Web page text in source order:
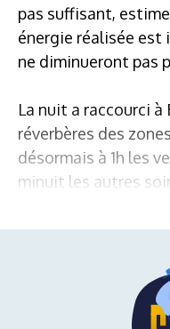
pas suffisant, estime
énergie réalisée est
ne diminueront pas
La nuit a raccourci
réverbères des
désormais à 1h les
minuit les autres